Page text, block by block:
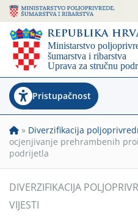
Pristupačnost
» Diverzifikacija
ocjenjivanje prehrambenih
podrijetla
DIVERZIFIKACIJA
VIJESTI